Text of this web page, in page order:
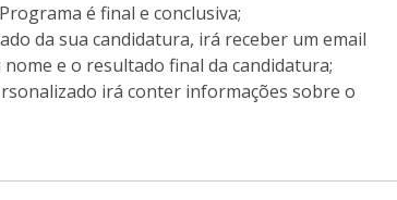
é final e conclusiva;
da sua candidatura, irá receber um email
e o resultado final da candidatura;
irá conter informações sobre o